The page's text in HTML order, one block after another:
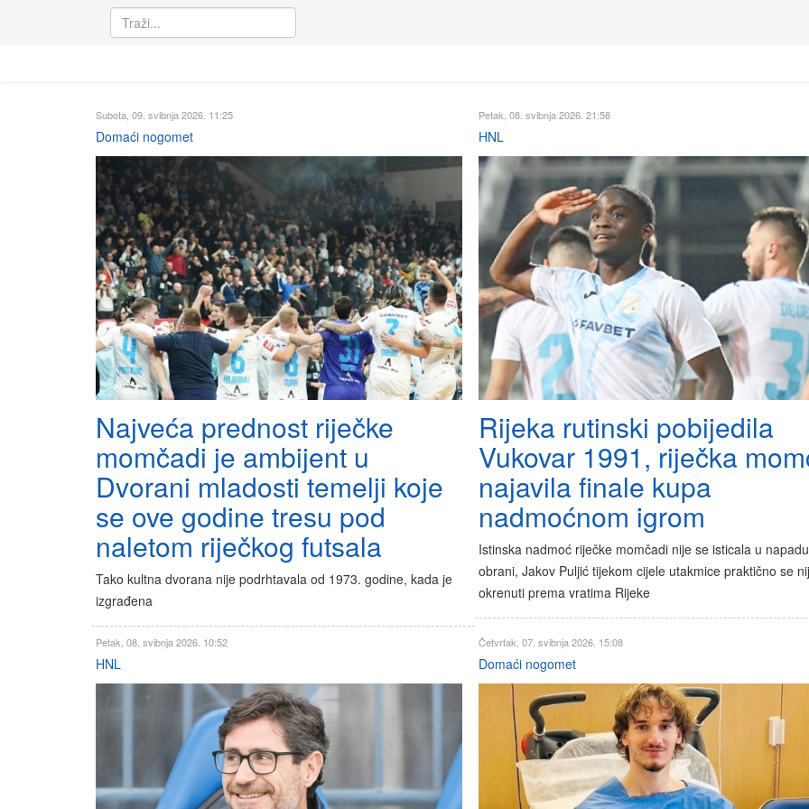
Subota, 09. svibnja 2026. 11:25
Domaći nogomet
Najveća prednost riječke
momčadi je ambijent u
Dvorani mladosti temelji koje
se ove godine tresu pod
naletom riječkog futsala
Tako kultna dvorana nije podrhtavala od 1973. godine, kada je
izgrađena
Petak, 08. svibnja 2026. 21:58
HNL
Rijeka rutinski pobijedila
Vukovar 1991, riječka
najavila finale kupa
nadmoćnom igrom
Istinska nadmoć riječke momčadi nije se isticala u
obrani, Jakov Puljić tijekom cijele utakmice praktično se
okrenuti prema vratima Rijeke
Petak, 08. svibnja 2026. 10:52
HNL
Četvrtak, 07. svibnja 2026. 15:08
Domaći nogomet